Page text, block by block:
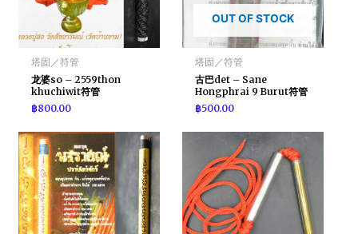
塔固／符管
龙婆so – 2559thon
khuchiwit符管
฿800.00
OUT OF STOCK
塔固／符管
古巴det – Sane
Hongphrai 9 Burut符管
฿500.00